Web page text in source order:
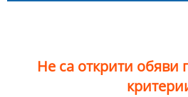
Не са открити обяви